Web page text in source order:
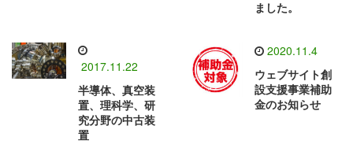
ました。
2017.11.22
半導体、真空装
置、理科学、研
究分野の中古装
置
2020.11.4
ウェブサイト創
設支援事業補助
金のお知らせ